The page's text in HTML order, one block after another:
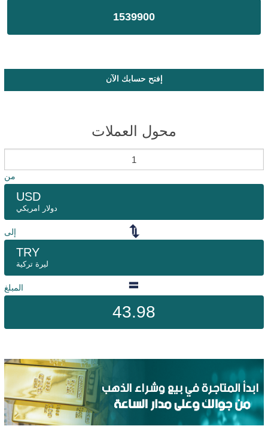
1539900
إفتح حسابك الآن
محول العملات
من
USD
دولار امريكي
إلى
TRY
ليرة تركية
المبلغ
43.98